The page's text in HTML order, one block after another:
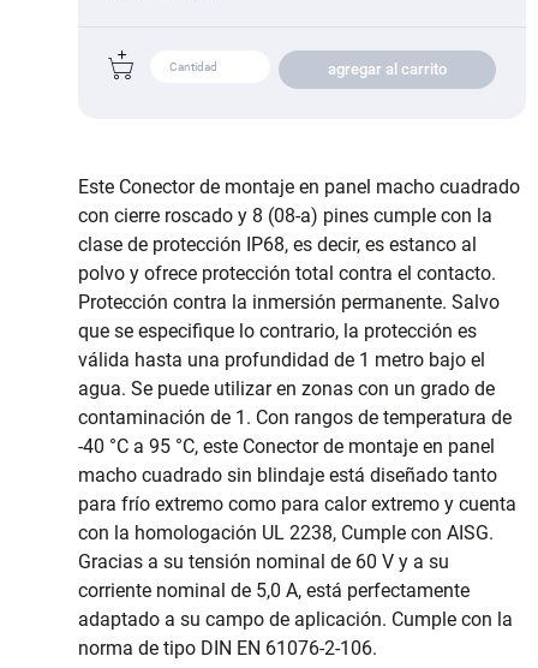
agregar al carrito
Este Conector de montaje en panel macho cuadrado
con cierre roscado y 8 (08-a) pines cumple con la
clase de protección IP68, es decir, es estanco al
polvo y ofrece protección total contra el contacto.
Protección contra la inmersión permanente. Salvo
que se especifique lo contrario, la protección es
válida hasta una profundidad de 1 metro bajo el
agua. Se puede utilizar en zonas con un grado de
contaminación de 1. Con rangos de temperatura de
-40 °C a 95 °C, este Conector de montaje en panel
macho cuadrado sin blindaje está diseñado tanto
para frío extremo como para calor extremo y cuenta
con la homologación UL 2238, Cumple con AISG.
Gracias a su tensión nominal de 60 V y a su
corriente nominal de 5,0 A, está perfectamente
adaptado a su campo de aplicación. Cumple con la
norma de tipo DIN EN 61076-2-106.